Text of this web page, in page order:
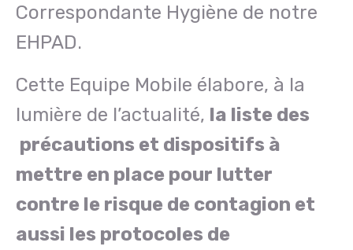
Correspondante Hygiène de notre
EHPAD.
Cette Equipe Mobile élabore, à la
lumière de l’actualité, la liste des
précautions et dispositifs à
mettre en place pour lutter
contre le risque de contagion et
aussi les protocoles de